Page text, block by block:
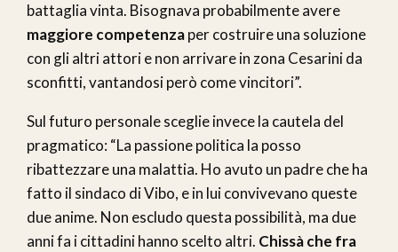
battaglia vinta. Bisognava probabilmente avere
maggiore competenzaper costruire una soluzione
con gli altri attori e non arrivare in zona Cesarini da
sconfitti, vantandosi però come vincitori”.
Sul futuro personale sceglie invece la cautela del
pragmatico: “La passione politica la posso
ribattezzare una malattia. Ho avuto un padre che ha
fatto il sindaco di Vibo, e in lui convivevano queste
due anime. Non escludo questa possibilità, ma due
anni fa i cittadini hanno scelto altri. Chissà che fra